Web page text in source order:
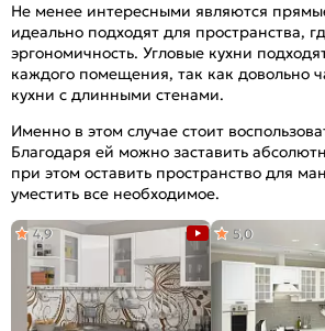
Не менее интересными являются
идеально подходят для пространства,
эргономичность. Угловые кухни
каждого помещения, так как довольно
кухни с длинными стенами.
Именно в этом случае стоит
Благодаря ей можно заставить
при этом оставить пространство для
уместить все необходимое.
4,9 5,0